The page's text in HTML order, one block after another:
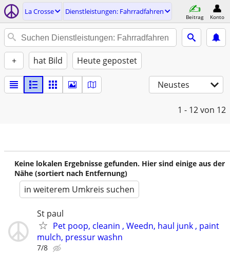
La Crosse Dienstleistungen: Fahrradfahren
Beitrag Konto
+ hat Bild Heute gepostet
Neustes
1 - 12von 12
Keine lokalen Ergebnisse gefunden. Hier sind einige aus der
Nähe (sortiert nach Entfernung)
in weiterem Umkreis suchen
St paul
Pet poop, cleanin , Weedn, haul junk , paint
mulch, pressur washn
7/8